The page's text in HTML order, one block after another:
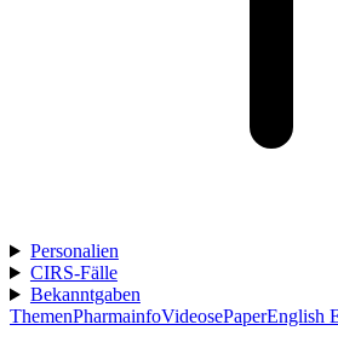
Personalien
CIRS-Fälle
Bekanntgaben
ThemenPharmainfoVideosePaperEnglish